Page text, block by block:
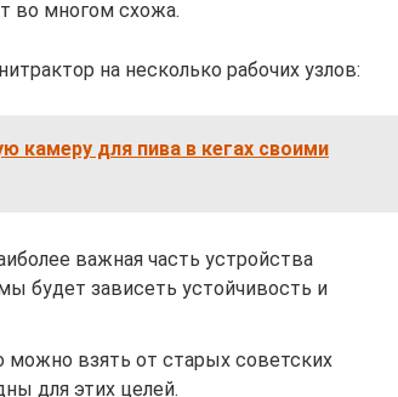
во многом схожа.
на несколько рабочих узлов:
камеру для пива в кегах своими
важная часть устройства
будет зависеть устойчивость и
можно взять от старых советских
для этих целей.